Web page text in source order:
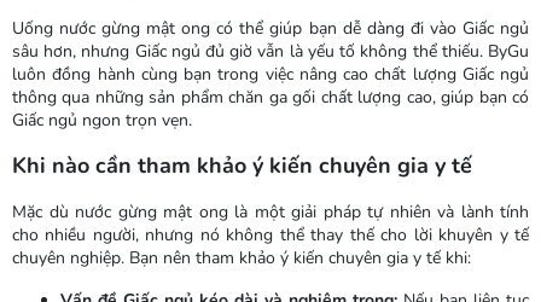
Uống nước gừng mật ong có thể giúp bạn dễ dàng đi vào Giấc ngủ
sâu hơn, nhưng Giấc ngủ đủ giờ vẫn là yếu tố không thể thiếu. ByGu
luôn đồng hành cùng bạn trong việc nâng cao chất lượng Giấc ngủ
thông qua những sản phẩm chăn ga gối chất lượng cao, giúp bạn có
Giấc ngủ ngon trọn vẹn.
Khi nào cần tham khảo ý kiến chuyên gia y tế
Mặc dù nước gừng mật ong là một giải pháp tự nhiên và lành tính
cho nhiều người, nhưng nó không thể thay thế cho lời khuyên y tế
chuyên nghiệp. Bạn nên tham khảo ý kiến chuyên gia y tế khi: